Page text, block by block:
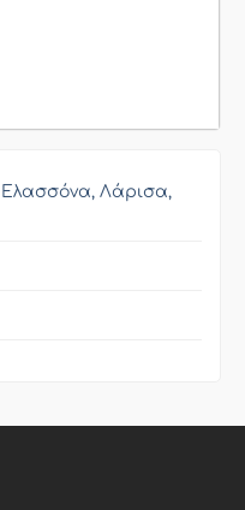
Ελασσόνα, Λάρισα,